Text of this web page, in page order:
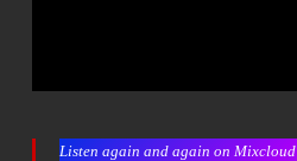
Listen again and again on Mixcloud